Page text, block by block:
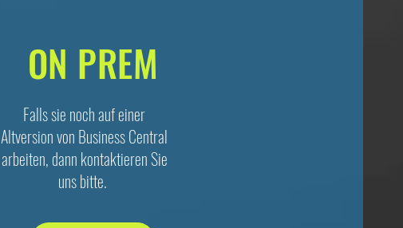
ON PREM
Falls sie noch auf einer
Altversion von Business Central
arbeiten, dann kontaktieren Sie
uns bitte.